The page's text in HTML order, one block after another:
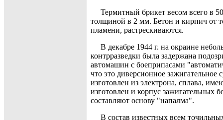
Термитный брикет весом всего в 50
толщиной в 2 мм. Бетон и кирпич от
пламени, растрескиваются.
В декабре 1944 г. на окраине
контрразведки была задержана
автомашин с боеприпасами
что это диверсионное
изготовлен из электрона, сплава,
изготовлен и корпус зажигательных
составляют основу "напалма".
В состав известных всем